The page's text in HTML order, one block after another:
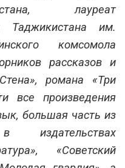
лауреат
Таджикистана им.
комсомола
рассказов и
романа «Три
все произведения
большая часть из
«Советский